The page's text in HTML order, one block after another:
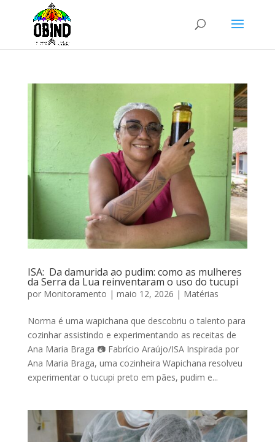
ISA: Da damurida ao pudim: como as mulheres
da Serra da Lua reinventaram o uso do tucupi
por Monitoramento | maio 12, 2026 | Matérias
Norma é uma wapichana que descobriu o talento para
cozinhar assistindo e experimentando as receitas de
Ana Maria Braga 📷 Fabrício Araújo/ISA Inspirada por
Ana Maria Braga, uma cozinheira Wapichana resolveu
experimentar o tucupi preto em pães, pudim e...